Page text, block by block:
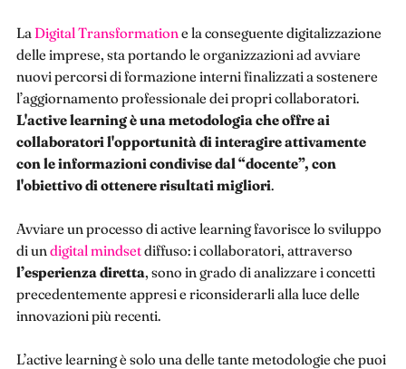
La Digital Transformation e la conseguente digitalizzazione
delle imprese, sta portando le organizzazioni ad avviare
nuovi percorsi di formazione interni finalizzati a sostenere
l’aggiornamento professionale dei propri collaboratori.
L'active learning è una metodologia che offre ai
collaboratori l'opportunità di interagire attivamente
con le informazioni condivise dal “docente”, con
l'obiettivo di ottenere risultati migliori.
Avviare un processo di active learning favorisce lo sviluppo
di un digital mindsetdiffuso: i collaboratori, attraverso
l’esperienza diretta, sono in grado di analizzare i concetti
precedentemente appresi e riconsiderarli alla luce delle
innovazioni più recenti.
L’active learning è solo una delle tante metodologie che puoi